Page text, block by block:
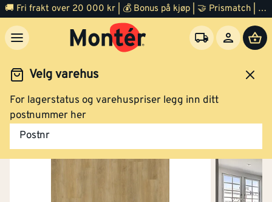
🚚 Fri frakt over 20 000 kr | 💰 Bonus på kjøp | 🤝 Prismatch | ⭐ 100% fornøyd garanti | 🏪 140 byggevarehus
Velg varehus
For lagerstatus og varehuspriser legg inn ditt
postnummer her
Postnr
Gulv Vinylgulv